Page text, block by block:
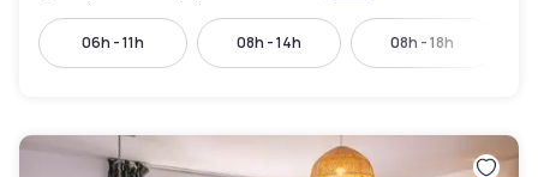
06h - 11h 08h - 14h 08h - 18h